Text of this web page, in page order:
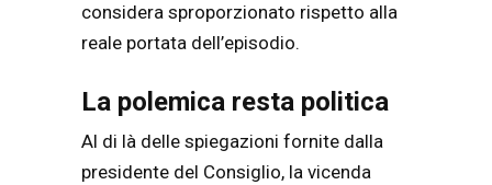
considera sproporzionato rispetto alla
reale portata dell’episodio.
La polemica resta politica
Al di là delle spiegazioni fornite dalla
presidente del Consiglio, la vicenda